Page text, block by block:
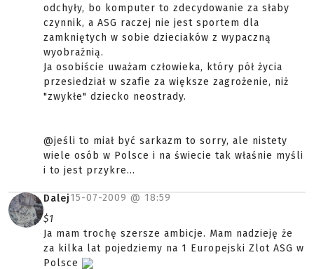
odchyły, bo komputer to zdecydowanie za słaby
czynnik, a ASG raczej nie jest sportem dla
zamkniętych w sobie dzieciaków z wypaczną
wyobraźnią.
Ja osobiście uważam człowieka, który pół życia
przesiedział w szafie za większe zagrożenie, niż
"zwykłe" dziecko neostrady.
@jeśli to miał być sarkazm to sorry, ale nistety
wiele osób w Polsce i na świecie tak właśnie myśli
i to jest przykre...
Dalej15-07-2009 @ 18:59
$1
Ja mam trochę szersze ambicje. Mam nadzieję że
za kilka lat pojedziemy na 1 Europejski Zlot ASG w
Polsce